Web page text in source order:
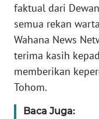
faktual dari
semua rekan
Wahana News
terima kasih
memberikan
Tohom.
Baca Juga:
WN
PAPUA
BARAT
WN
RIAU